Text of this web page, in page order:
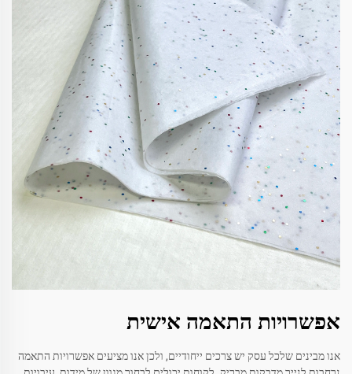
אפשרויות התאמה אישית
אנו מבינים שלכל עסק יש צרכים ייחודיים, ולכן אנו מציעים אפשרויות התאמה